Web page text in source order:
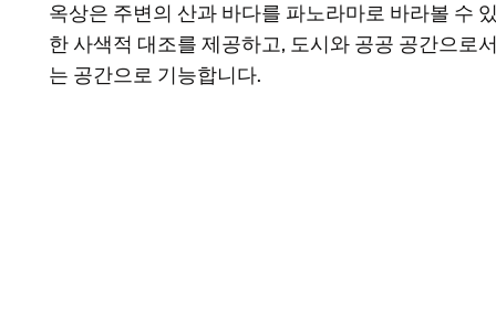
옥상은 주변의 산과 바다를 파노라마로 바라볼 수
한 사색적 대조를 제공하고, 도시와 공공 공간으로
는 공간으로 기능합니다.